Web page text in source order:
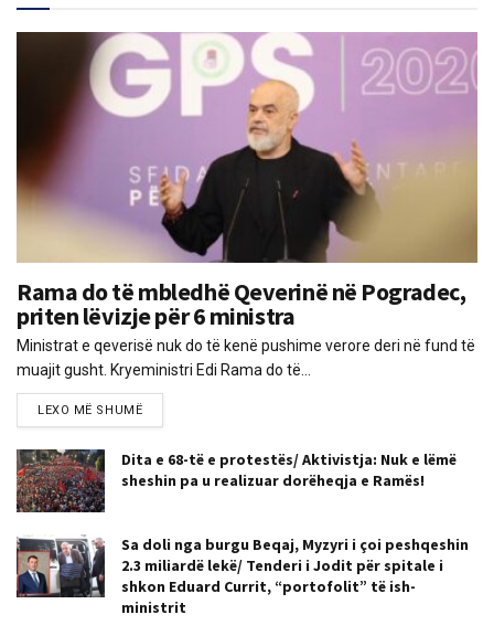
Rama do të mbledhë Qeverinë në Pogradec,
priten lëvizje për 6 ministra
Ministrat e qeverisë nuk do të kenë pushime verore deri në fund të
muajit gusht. Kryeministri Edi Rama do të...
LEXO MË SHUMË
Dita e 68-të e protestës/ Aktivistja: Nuk e lëmë
sheshin pa u realizuar dorëheqja e Ramës!
Sa doli nga burgu Beqaj, Myzyri i çoi peshqeshin
2.3 miliardë lekë/ Tenderi i Jodit për spitale i
shkon Eduard Currit, “portofolit” të ish-
ministrit